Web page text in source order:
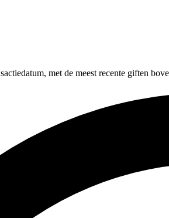
met de meest recente giften